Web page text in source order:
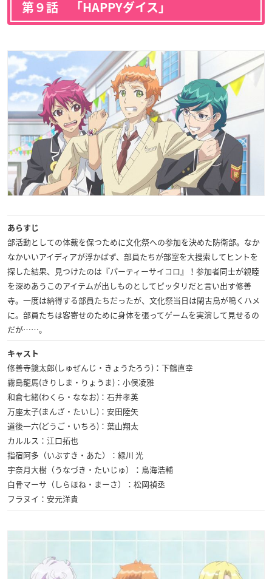
第９話 「HAPPYダイス」
あらすじ
部活動としての体裁を保つために文化祭への参加を決めた防衛部。なか
なかいいアイディアが浮かばず、部員たちが部室を大捜索してヒントを
探した結果、見つけたのは『パーティーサイコロ』！参加者同士が親睦
を深めあうこのアイテムが出しものとしてピッタリだと言い出す修善
寺。一度は納得する部員たちだったが、文化祭当日は閑古鳥が鳴くハメ
に。部員たちは客寄せのために身体を張ってゲームを実演して見せるの
だが……。
キャスト
修善寺鏡太郎(しゅぜんじ・きょうたろう)：下鶴直幸
霧島龍馬(きりしま・りょうま)：小俣凌雅
和倉七緒(わくら・ななお)：石井孝英
万座太子(まんざ・たいし)：安田陸矢
道後一六(どうご・いちろ)：葉山翔太
カルルス：江口拓也
指宿阿多（いぶすき・あた）：緑川 光
宇奈月大樹（うなづき・たいじゅ）：鳥海浩輔
白骨マーサ（しらほね・まーさ）：松岡禎丞
フラヌイ：安元洋貴